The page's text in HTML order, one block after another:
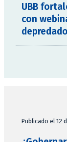
UBB
con
Publicado el 12